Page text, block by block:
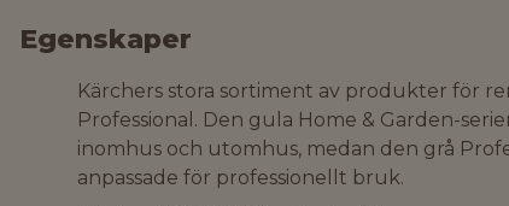
Egenskaper
Kärchers stora sortiment av produkter för
Professional. Den gula Home & Garden-
inomhus och utomhus, medan den grå
anpassade för professionellt bruk.